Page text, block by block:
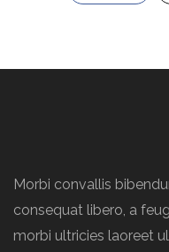
Morbi convallis
consequat libero, a
morbi ultricies laoreet